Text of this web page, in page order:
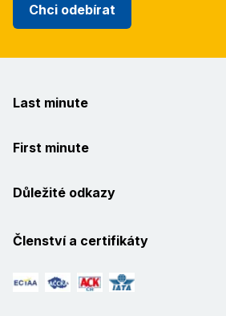
Chci odebírat
Last minute
First minute
Důležité odkazy
Členství a certifikáty